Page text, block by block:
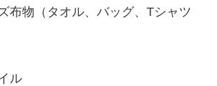
布物（タオル、バッグ、Tシャツ
ル